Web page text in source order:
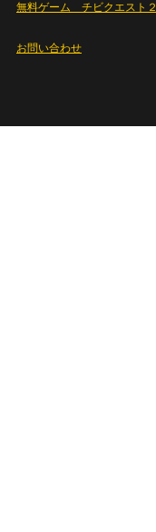
無料ゲーム チビクエスト２
お問い合わせ